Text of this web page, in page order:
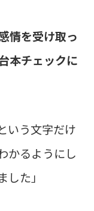
情を受け取っ
本チェックに
いう文字だけ
かるようにし
た」